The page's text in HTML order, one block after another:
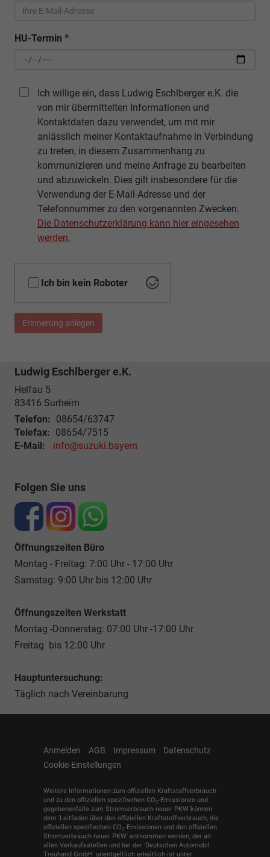
HU-Termin *
Ich willige ein, dass Ludwig Eschlberger e.K. die
von mir übermittelten Informationen und
Kontaktdaten dazu verwendet, um mit mir
anlässlich meiner Kontaktaufnahme in Verbindung
zu treten, in diesem Zusammenhang zu
kommunizieren und meine Anfrage zu bearbeiten
und abzuwickeln. Dies gilt insbesondere für die
Verwendung der E-Mail-Adresse und der
Telefonnummer zu den vorgenannten Zwecken.
Die Datenschutzerklärung kann hier eingesehen
werden.
Ich bin kein Roboter
Erinnerung anlegen
Ludwig Eschlberger e.K.
Helfau 5
83416 Surheim
Telefon: 08654/63747
Telefax: 08654/7515
E-Mail:
info@suzuki.bayern
Folgen Sie uns
Öffnungszeiten Büro
Montag - Freitag: 7:00 Uhr - 17:00 Uhr
Samstag: 9:00 Uhr bis 12:00 Uhr
Öffnungszeiten Werkstatt
Montag -Donnerstag: 07:00 Uhr -17:00 Uhr
Freitag bis 12:00 Uhr
Hauptuntersuchung:
Täglich nach Vereinbarung
Anmelden AGB Impressum
Datenschutz
Cookie-Einstellungen
Weitere Informationen zum offiziellen Kraftstoffverbrauch
und zu den offiziellen spezifischen CO2-Emissionen und
gegebenenfalls zum Stromverbrauch neuer PKW können
dem 'Leitfaden über den offiziellen Kraftstoffverbrauch, die
offiziellen spezifischen CO2-Emissionen und den offiziellen
Stromverbrauch neuer PKW' entnommen werden, der an
allen Verkaufsstellen und bei der 'Deutschen Automobil
Treuhand GmbH' unentgeltlich erhältlich ist unter